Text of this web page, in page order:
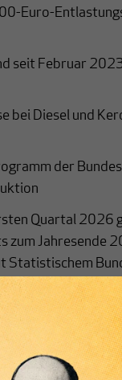
Euro-
seit Februar
bei Diesel und
der
Quartal 2026
zum Jahresende
Statistischem
bisherigen
nach einem
als fragile
dass die